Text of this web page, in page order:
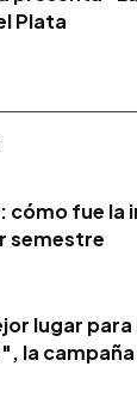
Plata
cómo fue la
semestre
lugar
la